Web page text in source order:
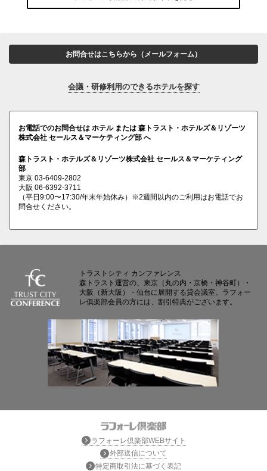
お問合せはこちらから（メールフォーム）
会議・研修利用のできるホテルを探す
お電話でのお問合せは ホテル または 森トラスト・ホテルズ＆リゾーツ
株式会社 セールス＆マーケティング部 へ
森トラスト・ホテルズ＆リゾーツ株式会社 セールス＆マーケティング
部
東京 03-6409-2802
大阪 06-6392-3711
（平日9:00〜17:30/年末年始休み）※2週間以内のご利用はお電話でお
問合せください。
トラストシティ カンファレンス
森トラスト運営の、東京（丸の内・京橋・神谷町）・
大阪（新大阪）・仙台に展開する貸会議室。ラフォー
レ俱楽部会員の方には、割引特典がございます。
ラフォーレ倶楽部WEBサイト
外部送信について
特定商取引法に基づく表記